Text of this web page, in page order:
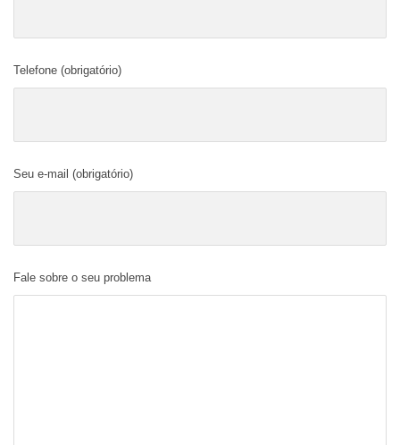
Telefone (obrigatório)
Seu e-mail (obrigatório)
Fale sobre o seu problema